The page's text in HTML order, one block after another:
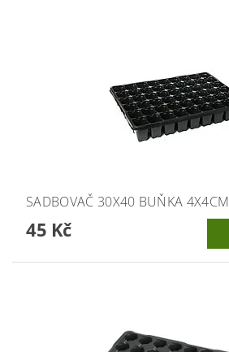
SADBOVAČ 30X40 BUŇKA 4X4CM
45 Kč